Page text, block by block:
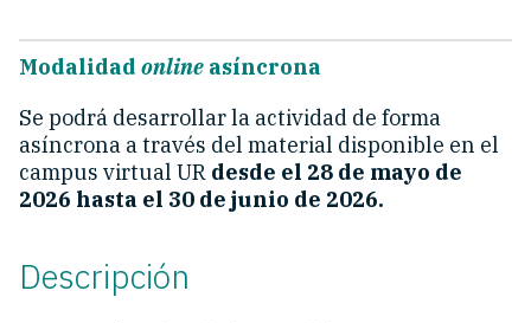
Modalidad online asíncrona
Se podrá desarrollar la actividad de forma
asíncrona a través del material disponible en el
campus virtual UR desde el 28 de mayo de
2026 hasta el 30 de junio de 2026.
Descripción